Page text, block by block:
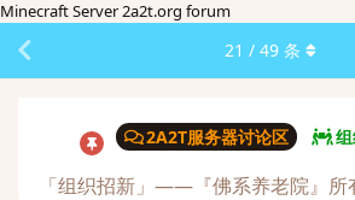
Minecraft Server 2a2t.org forum
2A2T服务器讨论区
「组织招新」——『佛系养老院』所
21 / 49 条